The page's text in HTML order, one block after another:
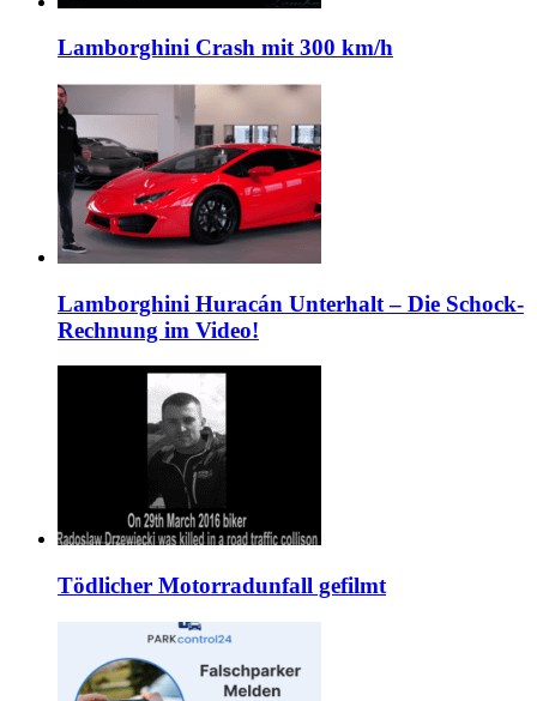
Lamborghini Crash mit 300 km/h
Lamborghini Huracán Unterhalt – Die Schock-
Rechnung im Video!
Tödlicher Motorradunfall gefilmt